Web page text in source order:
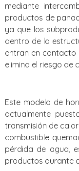
mediante
productos de
ya que los
dentro de la
entran en contacto
elimina el riesgo de
Este modelo de
actualmente
transmisión de
combustible
pérdida de agua,
productos durante